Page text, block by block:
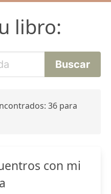
libro:
36 para
con mi